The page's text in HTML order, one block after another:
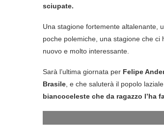
sciupate.
Una stagione fortemente altalenante,
poche polemiche, una stagione che ci
nuovo e molto interessante.
Sarà l’ultima giornata per Felipe
Brasile , e che saluterà il popolo
biancoceleste che da ragazzo l’ha